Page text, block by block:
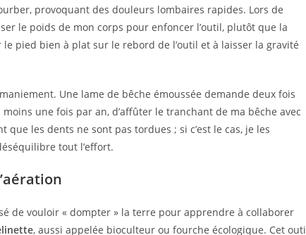
provoquant des douleurs lombaires rapides. Lors de
le poids de mon corps pour enfoncer l’outil, plutôt que la
pied bien à plat sur le rebord de l’outil et à laisser la gravité
Une lame de bêche émoussée demande deux fois
une fois par an, d’affûter le tranchant de ma bêche avec
les dents ne sont pas tordues ; si c’est le cas, je les
tout l’effort.
de vouloir « dompter » la terre pour apprendre à collaborer
, aussi appelée bioculteur ou fourche écologique. Cet